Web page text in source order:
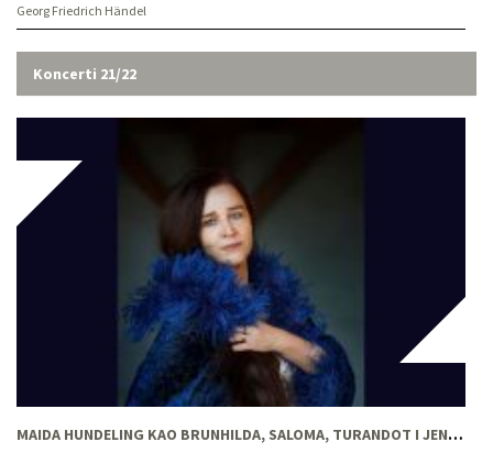
Georg Friedrich Händel
Koncerti 21/22
MAIDA HUNDELING KAO BRUNHILDA, SALOMA, TURANDOT I JENUFA